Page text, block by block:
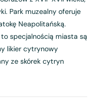
Park muzealny oferuje
Neapolitańską.
specjalnością miasta są
likier cytrynowy
ze skórek cytryn